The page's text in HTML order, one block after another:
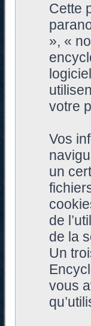
Cette
», «
votre
Vos
un
de
de la
Un
vous